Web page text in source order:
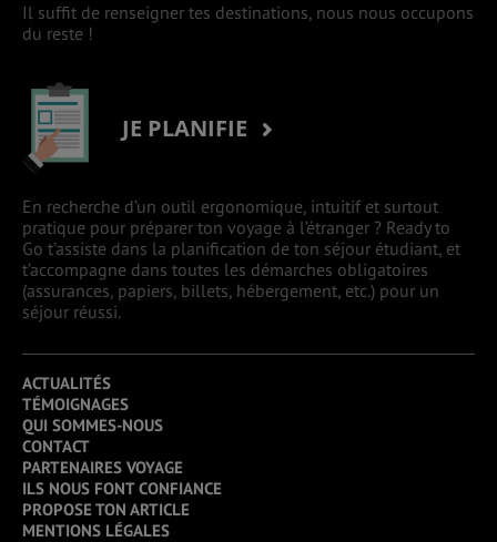
Il suffit de renseigner tes destinations, nous nous occupons
du reste !
JE PLANIFIE
En recherche d’un outil ergonomique, intuitif et surtout
pratique pour préparer ton voyage à l’étranger ? Ready to
Go t’assiste dans la planification de ton séjour étudiant, et
t’accompagne dans toutes les démarches obligatoires
(assurances, papiers, billets, hébergement, etc.) pour un
séjour réussi.
ACTUALITÉS
TÉMOIGNAGES
QUI SOMMES-NOUS
CONTACT
PARTENAIRES VOYAGE
ILS NOUS FONT CONFIANCE
PROPOSE TON ARTICLE
MENTIONS LÉGALES